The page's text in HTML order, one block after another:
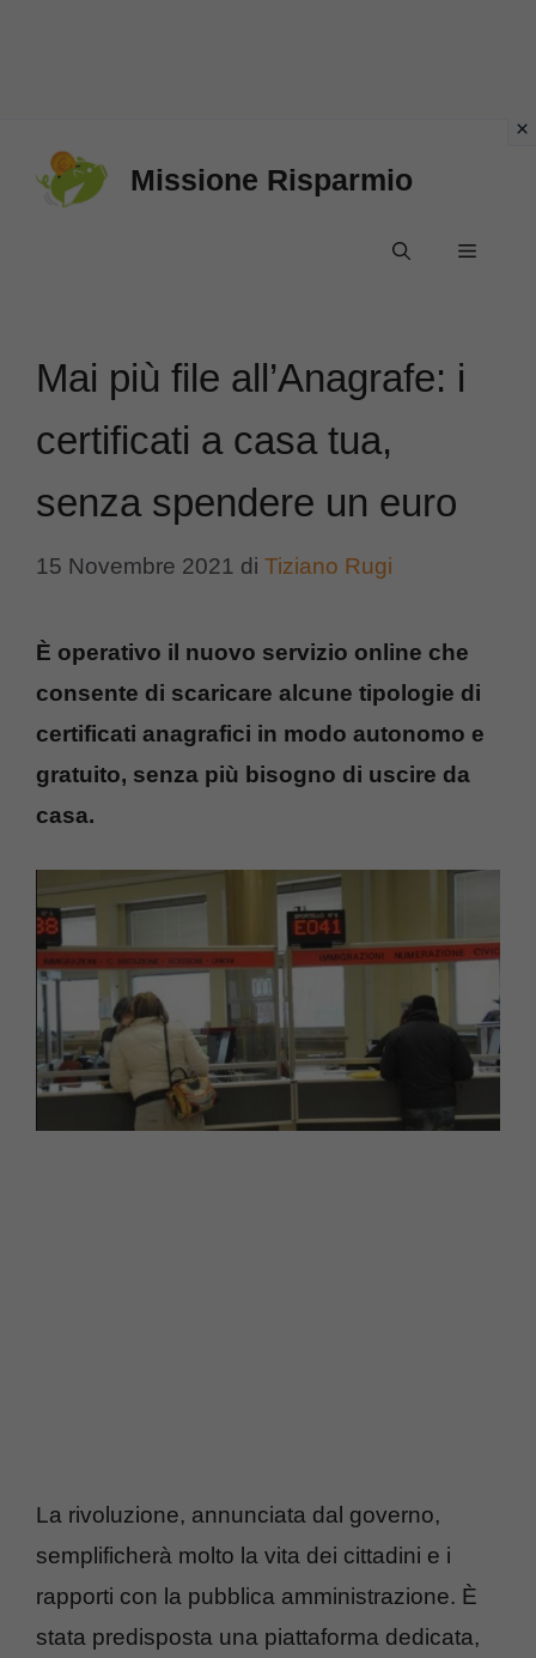
Missione Risparmio
Menu
Mai più file all’Anagrafe: i
certificati a casa tua,
senza spendere un euro
15 Novembre 2021 di Tiziano Rugi
È operativo il nuovo servizio online che
consente di scaricare alcune tipologie di
certificati anagrafici in modo autonomo e
gratuito, senza più bisogno di uscire da
casa.
La rivoluzione, annunciata dal governo,
semplificherà molto la vita dei cittadini e i
rapporti con la pubblica amministrazione. È
stata predisposta una piattaforma dedicata,